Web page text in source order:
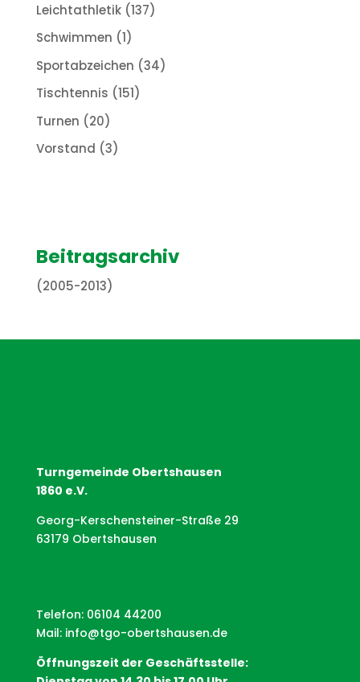
Leichtathletik(137)
Schwimmen (1)
Sportabzeichen (34)
Tischtennis (151)
Turnen (20)
Vorstand (3)
Beitragsarchiv
(2005-2013)
Turngemeinde Obertshausen
1860 e.V.
Georg-Kerschensteiner-Straße 29
63179 Obertshausen
Telefon: 06104 44200
Mail: info@tgo-obertshausen.de
Öffnungszeit der Geschäftsstelle: